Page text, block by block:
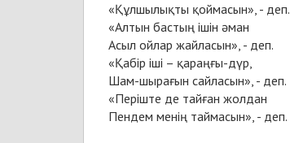
«Құлшылықты қоймасын», - деп.
«Алтын бастың ішін әман
Асыл ойлар жайласын», - деп.
«Қабір іші – қараңғы-дүр,
Шам-шырағын сайласын», - деп.
«Періште де тайған жолдан
Пендем менің таймасын», - деп.